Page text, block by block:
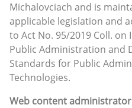
Michalovciach and is
applicable legislation and
to Act No. 95/2019 Coll.
Public Administration and
Standards for Public
Technologies.
Web content administrator